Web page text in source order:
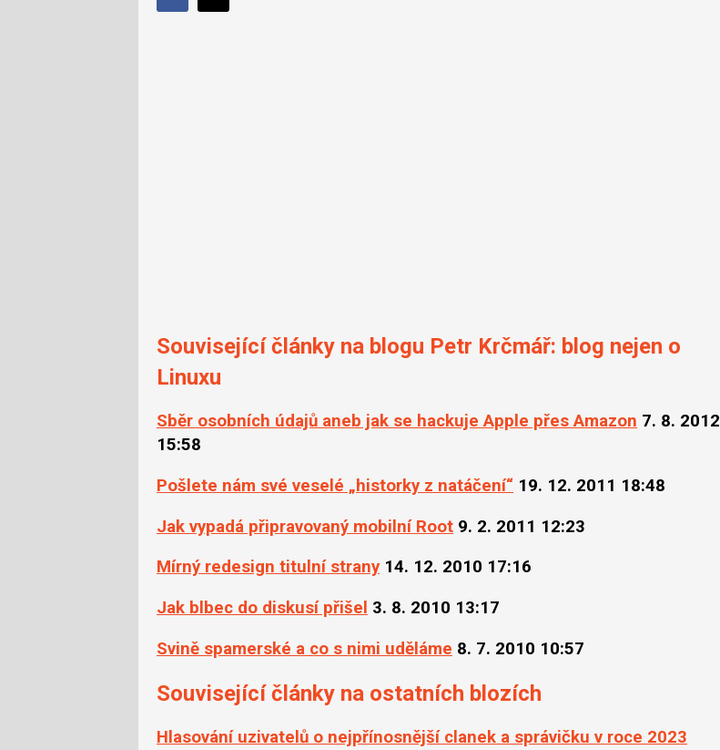
Sdílejte
Související články na blogu Petr Krčmář: blog nejen o
Linuxu
Sběr osobních údajů aneb jak se hackuje Apple přes Amazon 7. 8. 2012
15:58
Pošlete nám své veselé „historky z natáčení“ 19. 12. 2011 18:48
Jak vypadá připravovaný mobilní Root 9. 2. 2011 12:23
Mírný redesign titulní strany 14. 12. 2010 17:16
Jak blbec do diskusí přišel 3. 8. 2010 13:17
Svině spamerské a co s nimi uděláme 8. 7. 2010 10:57
Související články na ostatních blozích
Hlasování uzivatelů o nejpřínosnější clanek a správičku v roce 2023